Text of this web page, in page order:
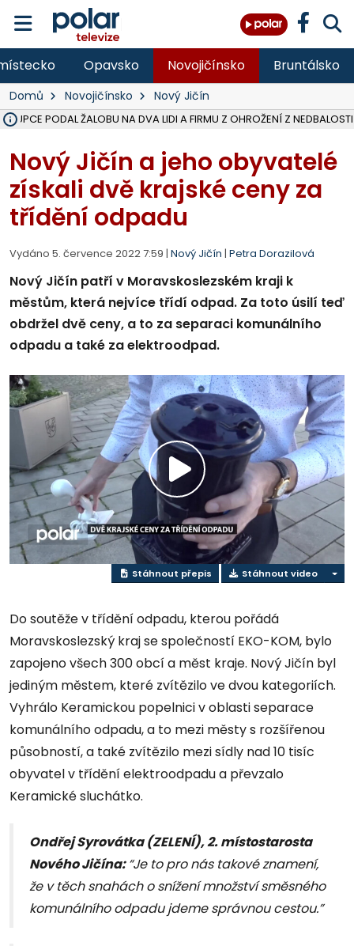
Opavsko Novojičínsko Bruntálsko
Domů Novojičínsko Nový Jičín
PODAL ŽALOBU NA DVA LIDI A FIRMU Z OHROŽENÍ Z NEDBALOSTI
Nový Jičín a jeho obyvatelé
získali dvě krajské ceny za
třídění odpadu
Vydáno 5. července 2022 7:59 | Nový Jičín | Petra Dorazilová
Nový Jičín patří v Moravskoslezském kraji k
městům, která nejvíce třídí odpad. Za toto úsilí teď
obdržel dvě ceny, a to za separaci komunálního
odpadu a také za elektroodpad.
Přehrát
video
Stáhnout přepis Stáhnout video
Do soutěže v třídění odpadu, kterou pořádá
Moravskoslezský kraj se společností EKO-KOM, bylo
zapojeno všech 300 obcí a měst kraje. Nový Jičín byl
jediným městem, které zvítězilo ve dvou kategoriích.
Vyhrálo Keramickou popelnici v oblasti separace
komunálního odpadu, a to mezi městy s rozšířenou
působností, a také zvítězilo mezi sídly nad 10 tisíc
obyvatel v třídění elektroodpadu a převzalo
Keramické sluchátko.
Ondřej Syrovátka (ZELENÍ), 2. místostarosta
Nového Jičína:“Je to pro nás takové znamení,
že v těch snahách o snížení množství směsného
komunálního odpadu jdeme správnou cestou.”